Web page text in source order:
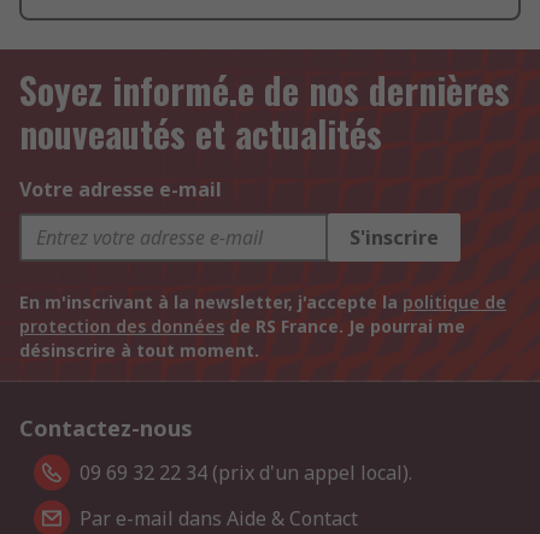
Soyez informé.e de nos dernières
nouveautés et actualités
Votre adresse e-mail
S'inscrire
En m'inscrivant à la newsletter, j'accepte la politique de
protection des données de RS France. Je pourrai me
désinscrire à tout moment.
Contactez-nous
09 69 32 22 34 (prix d'un appel local).
Par e-mail dans Aide & Contact